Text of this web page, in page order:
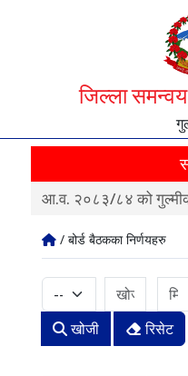
जिल्ला
आ.व. २०८३/८४ को
/ बोर्ड बैठकका निर्णयहरु
खोजी रिसेट